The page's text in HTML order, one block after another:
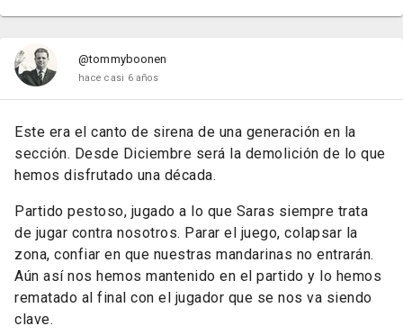
@tommyboonen
hace casi 6 años
Este era el canto de sirena de una generación en la
sección. Desde Diciembre será la demolición de lo que
hemos disfrutado una década.
Partido pestoso, jugado a lo que Saras siempre trata
de jugar contra nosotros. Parar el juego, colapsar la
zona, confiar en que nuestras mandarinas no entrarán.
Aún así nos hemos mantenido en el partido y lo hemos
rematado al final con el jugador que se nos va siendo
clave.